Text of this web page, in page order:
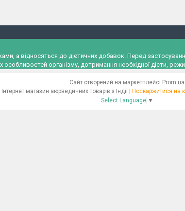
а відносяться до дієтичних добавок. Перед
організму, дотримання необхідної дієти,
Сайт створений на маркетплейсі Prom.ua
"Ayurveda" Інтернет магазин аюрведичних товарів з Індії | Поскаржитися на
Select Language ▼